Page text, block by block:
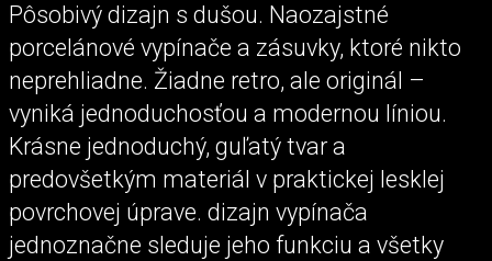
Pôsobivý dizajn s dušou. Naozajstné
porcelánové vypínače a zásuvky, ktoré nikto
neprehliadne. Žiadne retro, ale originál –
vyniká jednoduchosťou a modernou líniou.
Krásne jednoduchý, guľatý tvar a
predovšetkým materiál v praktickej lesklej
povrchovej úprave. dizajn vypínača
jednoznačne sleduje jeho funkciu a všetky